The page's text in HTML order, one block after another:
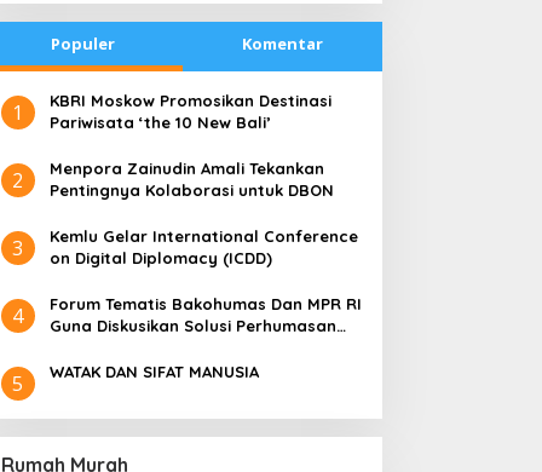
Populer Komentar
1
​KBRI Moskow Promosikan Destinasi
Pariwisata ‘the 10 New Bali’
2
​Menpora Zainudin Amali Tekankan
Pentingnya Kolaborasi untuk DBON
3
​Kemlu Gelar International Conference
on Digital Diplomacy (ICDD)
4
Forum Tematis Bakohumas Dan MPR RI
Guna Diskusikan Solusi Perhumasan
Masing
5 WATAK DAN SIFAT MANUSIA
Rumah Murah